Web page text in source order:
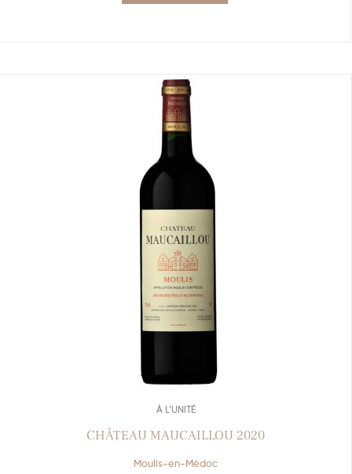
À L’UNITÉ
CHÂTEAU MAUCAILLOU 2020
Moulis-en-Médoc